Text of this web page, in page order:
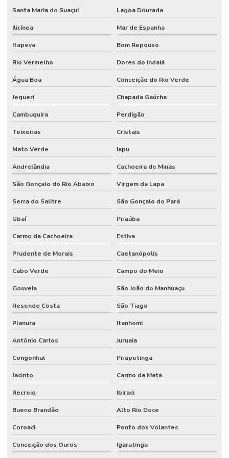
Santa Maria do Suaçuí Lagoa Dourada
Ilicínea Mar de Espanha
Itapeva Bom Repouso
Rio Vermelho Dores do Indaiá
Água Boa Conceição do Rio Verde
Jequeri Chapada Gaúcha
Cambuquira Perdigão
Teixeiras Cristais
Mato Verde Iapu
Andrelândia Cachoeira de Minas
São Gonçalo do Rio Abaixo Virgem da Lapa
Serra do Salitre São Gonçalo do Pará
Ubaí Piraúba
Carmo da Cachoeira Estiva
Prudente de Morais Caetanópolis
Cabo Verde Campo do Meio
Gouveia São João do Manhuaçu
Resende Costa São Tiago
Planura Itanhomi
Antônio Carlos Juruaia
Congonhal Pirapetinga
Jacinto Carmo da Mata
Recreio Ibiraci
Bueno Brandão Alto Rio Doce
Coroaci Ponto dos Volantes
Conceição dos Ouros Igaratinga